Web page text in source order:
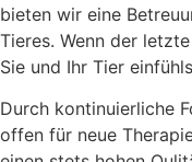
bieten wir eine
Tieres. Wenn der
Sie und Ihr Tier
Durch kontinuierliche
offen für neue